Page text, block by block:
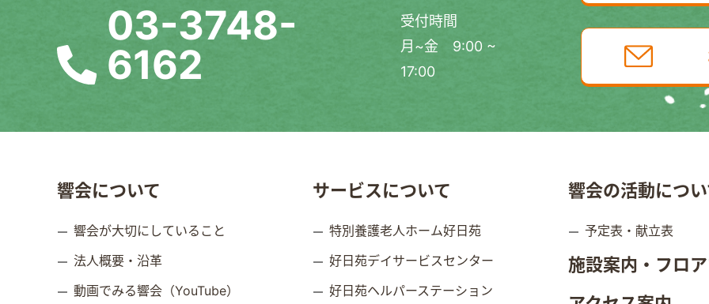
03-3748-
6162
受付時間
月~金 9:00 ~
17:00
響会について
響会が大切にしていること
法人概要・沿革
動画でみる響会（YouTube）
サービスについて
特別養護老人ホーム好日苑
好日苑デイサービスセンター
好日苑ヘルパーステーション
響会の活動につ
予定表・献立表
施設案内・フロ